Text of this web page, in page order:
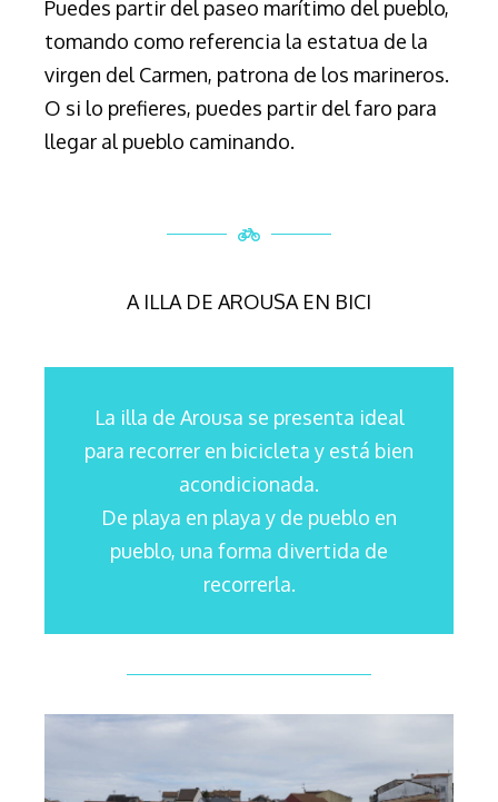
Puedes partir del paseo marítimo del pueblo,
tomando como referencia la estatua de la
virgen del Carmen, patrona de los marineros.
O si lo prefieres, puedes partir del faro para
llegar al pueblo caminando.
A ILLA DE AROUSA EN BICI
La illa de Arousa se presenta ideal
para recorrer en bicicleta y está bien
acondicionada.
De playa en playa y de pueblo en
pueblo, una forma divertida de
recorrerla.